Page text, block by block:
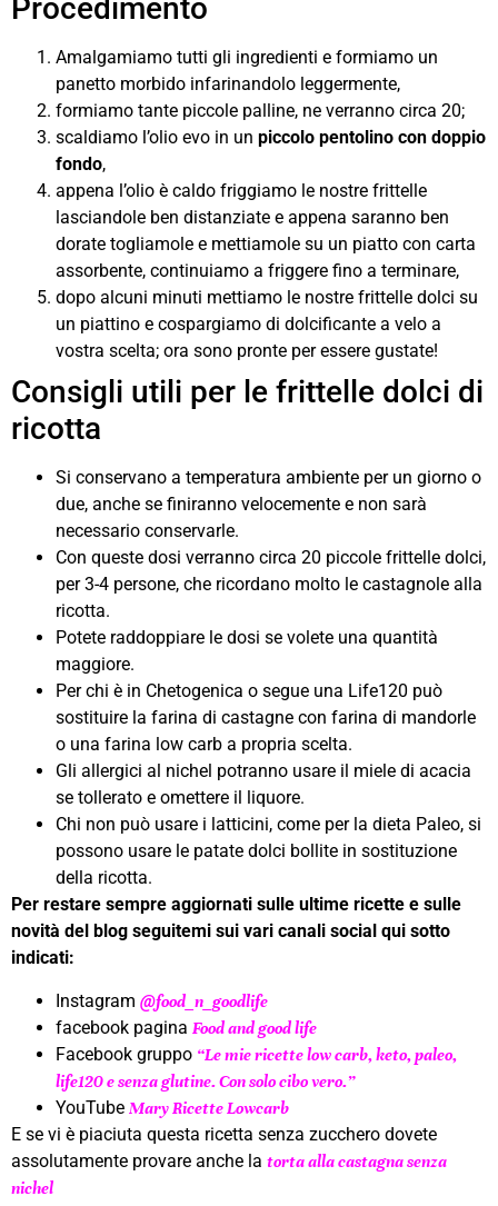
Procedimento
Amalgamiamo tutti gli ingredienti e formiamo un
panetto morbido infarinandolo leggermente,
formiamo tante piccole palline, ne verranno circa 20;
scaldiamo l’olio evo in un piccolo pentolino con doppio
fondo,
appena l’olio è caldo friggiamo le nostre frittelle
lasciandole ben distanziate e appena saranno ben
dorate togliamole e mettiamole su un piatto con carta
assorbente, continuiamo a friggere fino a terminare,
dopo alcuni minuti mettiamo le nostre frittelle dolci su
un piattino e cospargiamo di dolcificante a velo a
vostra scelta; ora sono pronte per essere gustate!
Consigli utili per le frittelle dolci di
ricotta
Si conservano a temperatura ambiente per un giorno o
due, anche se finiranno velocemente e non sarà
necessario conservarle.
Con queste dosi verranno circa 20 piccole frittelle dolci,
per 3-4 persone, che ricordano molto le castagnole alla
ricotta.
Potete raddoppiare le dosi se volete una quantità
maggiore.
Per chi è in Chetogenica o segue una Life120 può
sostituire la farina di castagne con farina di mandorle
o una farina low carb a propria scelta.
Gli allergici al nichel potranno usare il miele di acacia
se tollerato e omettere il liquore.
Chi non può usare i latticini, come per la dieta Paleo, si
possono usare le patate dolci bollite in sostituzione
della ricotta.
Per restare sempre aggiornati sulle ultime ricette e sulle
novità del blog seguitemi sui vari canali social qui sotto
indicati:
Instagram @food_n_goodlife
facebook pagina Food and good life
Facebook gruppo “Le mie ricette low carb, keto, paleo,
life120 e senza glutine. Con solo cibo vero.”
YouTube Mary Ricette Lowcarb
E se vi è piaciuta questa ricetta senza zucchero dovete
assolutamente provare anche la torta alla castagna senza
nichel